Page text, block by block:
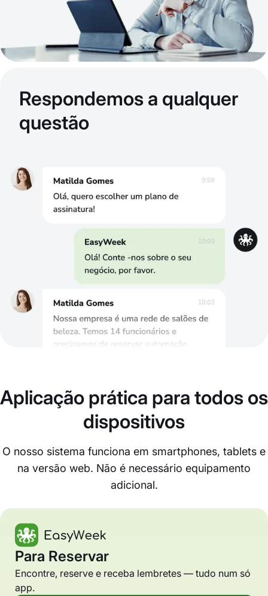
Respondemos a qualquer
questão
Aplicação prática para todos os
dispositivos
O nosso sistema funciona em smartphones, tablets e
na versão web. Não é necessário equipamento
adicional.
Para Reservar
Encontre, reserve e receba lembretes — tudo num só
app.